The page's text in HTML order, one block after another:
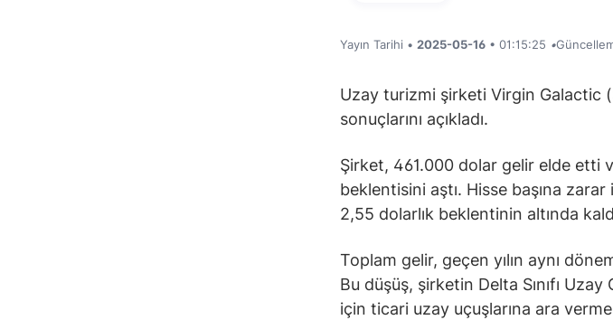
Yayın Tarihi • 2025-05-16 • 01:15:25 •
Uzay turizmi şirketi Virgin Galactic
sonuçlarını açıkladı.
Şirket, 461.000 dolar gelir elde etti
beklentisini aştı. Hisse başına
2,55 dolarlık beklentinin altında
Toplam gelir, geçen yılın aynı
Bu düşüş, şirketin Delta Sınıfı
için ticari uzay uçuşlarına ara